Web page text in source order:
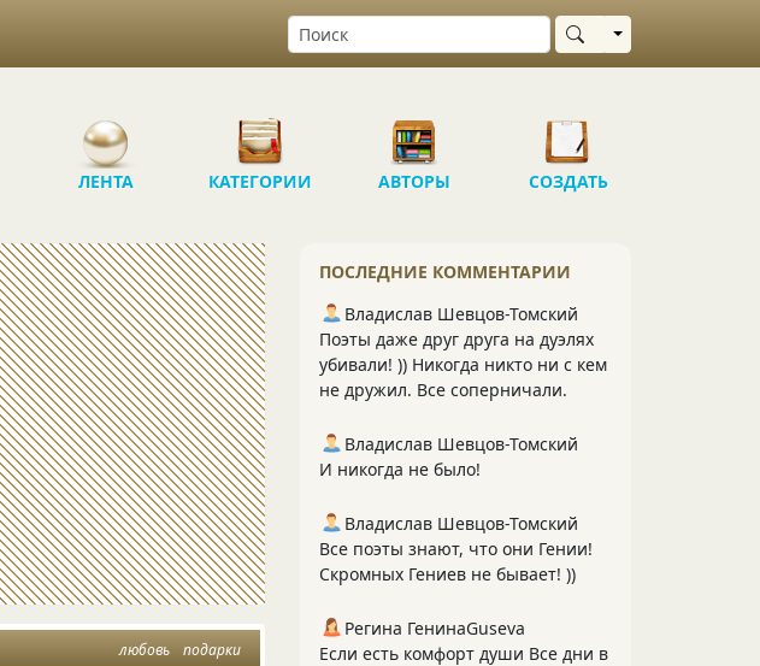
Выбрать область
ЛЕНТА КАТЕГОРИИ АВТОРЫ СОЗДАТЬ
любовь подарки
ПОСЛЕДНИЕ КОММЕНТАРИИ
Владислав Шевцов-Томский
Поэты даже друг друга на дуэлях
убивали! )) Никогда никто ни с кем
не дружил. Все соперничали.
Владислав Шевцов-Томский
И никогда не было!
Владислав Шевцов-Томский
Все поэты знают, что они Гении!
Скромных Гениев не бывает! ))
Регина ГенинаGuseva
Если есть комфорт души Все дни в